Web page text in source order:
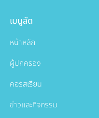
เมนูลัด
หน้าหลัก
ผู้ปกครอง
คอร์สเรียน
ข่าวและกิจกรรม